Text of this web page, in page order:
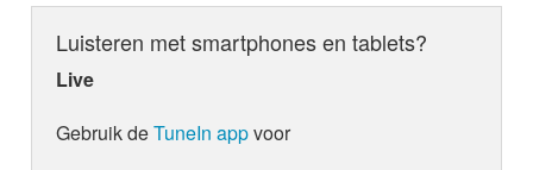
Luisteren met smartphones en tablets?
Live
Gebruik deTuneIn appvoor